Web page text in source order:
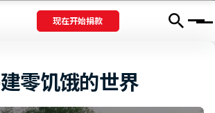
现在开始捐款 Menu
零饥饿的世界